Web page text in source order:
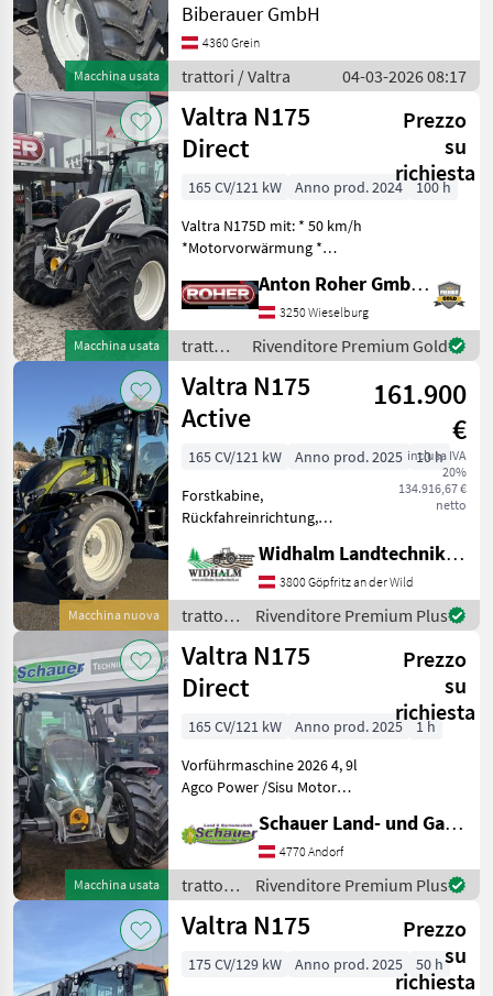
Macchina usata
gefederte Vorderachse
Fontzapfwelle
Druckluftbremsanlage 2-
Leiter hydr. Oberlenker
mechanische Kabi
Biberauer GmbH
4360 Grein
trattori / Valtra 04-03-2026 08:17
Macchina usata
Valtra N175
Direct
Prezzo
su
richiesta
165 CV/121 kW Anno prod. 2024
100 h
Valtra N175D mit: * 50 km/h
*Motorvorwärmung *
freier Rücklauf * AHK 38mm
Bolzen A11 automatisch *
Hydr. Oberlenker *
Hauptscheinwe
Anton Roher GmbH (ACA Center Roher)
3250 Wieselburg
trattori
/ Valtra
Rivenditore Premium Gold
Macchina nuova
Valtra N175
Active
161.900
€
inclusa IVA
20%
134.916,67 €
netto
165 CV/121 kW Anno prod. 2025
10 h
Forstkabine,
Rückfahreinrichtung,
50km/h, Druckluftbremse,
Fronthydraulik und
Frontzapfwelle, gefederte
Vorderachse, LED Premium
Scheiben
Widhalm Landtechnik GmbH
3800 Göpfritz an der Wild
trattori
/ Valtra
Rivenditore Premium Plus
Macchina usata
Valtra N175
Direct
Prezzo
su
richiesta
165 CV/121 kW Anno prod. 2025
1 h
Vorführmaschine 2026 4, 9l
Agco Power /Sisu Motor
Getriebe +Bronzemetallic
+Höchstgeschwindigkeit 50
km/h +Zapfwelle
540/540E/1000 U/mi
Schauer Land- und Gartentechnik GmbH
4770 Andorf
trattori
/ Valtra
Rivenditore Premium Plus
Valtra N175
Prezzo
su
richiesta
175 CV/129 kW Anno prod. 2025 50 h